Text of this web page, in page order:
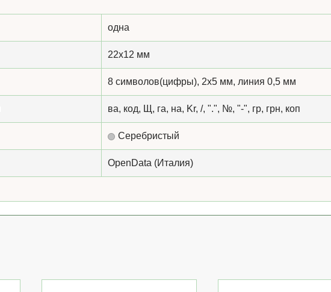
одна
22x12 мм
8 символов(цифры), 2х5 мм, линия 0,5 мм
ва, код, Щ, га, на, Kr, /, ".", №, "-", гр, грн, коп
Серебристый
OpenData (Италия)